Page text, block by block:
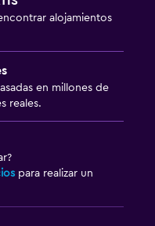
alojamientos
en millones de
reales.
para realizar un